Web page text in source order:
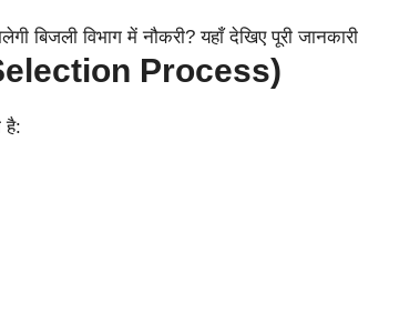
Process)
है: